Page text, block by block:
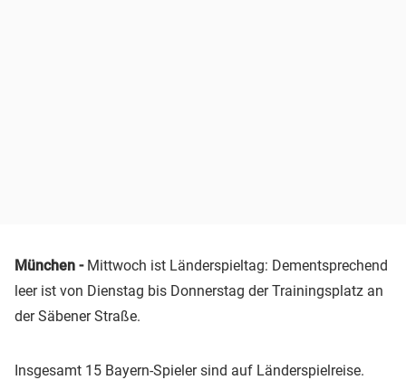
München - Mittwoch ist Länderspieltag: Dementsprechend
leer ist von Dienstag bis Donnerstag der Trainingsplatz an
der Säbener Straße.
Insgesamt 15 Bayern-Spieler sind auf Länderspielreise.